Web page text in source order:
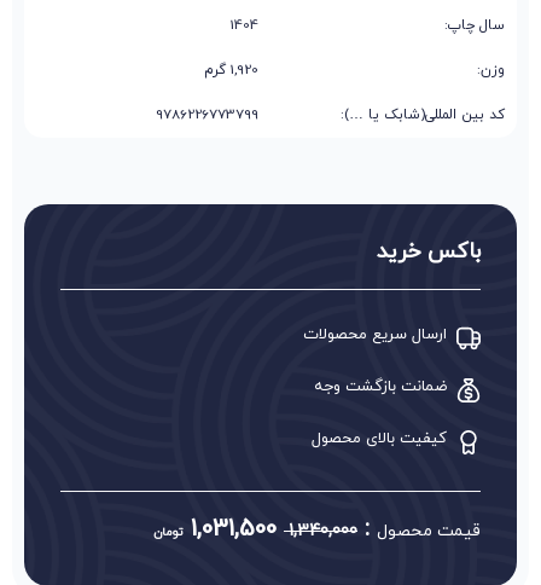
سال چاپ: 1404
وزن: 1,920 گرم
کد بین المللی(شابک یا …): 9786226773799
باکس خرید
ارسال سریع محصولات
ضمانت بازگشت وجه
کیفیت بالای محصول
قیمت محصول :
1,340,000
1,031,500 تومان